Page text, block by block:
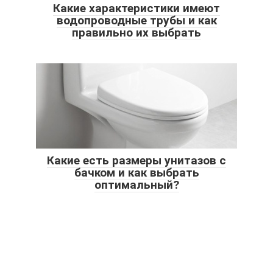
Какие характеристики имеют
водопроводные трубы и как
правильно их выбрать
Какие есть размеры унитазов с
бачком и как выбрать
оптимальный?